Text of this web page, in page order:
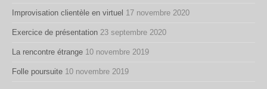
Improvisation clientèle en virtuel 17 novembre 2020
Exercice de présentation 23 septembre 2020
La rencontre étrange 10 novembre 2019
Folle poursuite 10 novembre 2019